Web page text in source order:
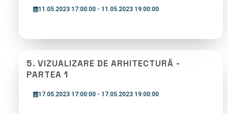
11.05.2023 17:00:00 - 11.05.2023 19:00:00
5. VIZUALIZARE DE ARHITECTURĂ -
PARTEA 1
17.05.2023 17:00:00 - 17.05.2023 19:00:00